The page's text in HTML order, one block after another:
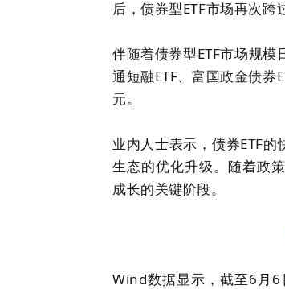
后，债券型ETF市场再次跨
伴随着债券型ETF市场规模
通短融ETF、富国政金债券
元。
业内人士表示，债券ETF
生态的优化升级。随着政
成长的关键阶段。
Wind数据显示，截至6月